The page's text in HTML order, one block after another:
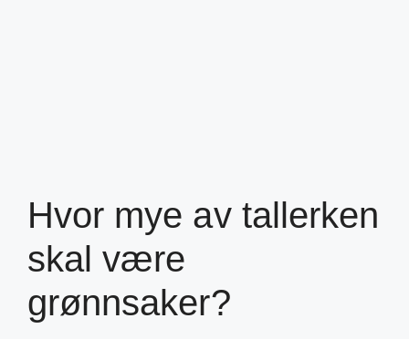
Hvor mye av tallerken
skal være
grønnsaker?